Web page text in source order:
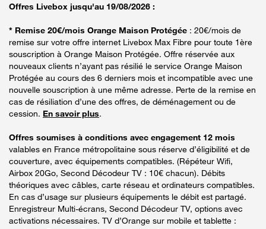
Offres Livebox jusqu'au 19/08/2026 :
* Remise 20€/mois Orange Maison Protégée : 20€/mois de
remise sur votre offre internet Livebox Max Fibre pour toute 1ère
souscription à Orange Maison Protégée. Offre réservée aux
nouveaux clients n’ayant pas résilié le service Orange Maison
Protégée au cours des 6 derniers mois et incompatible avec une
nouvelle souscription à une même adresse. Perte de la remise en
cas de résiliation d’une des offres, de déménagement ou de
cession. En savoir plus.
Offres soumises à conditions avec engagement 12 mois
valables en France métropolitaine sous réserve d’éligibilité et de
couverture, avec équipements compatibles. (Répéteur Wifi,
Airbox 20Go, Second Décodeur TV : 10€ chacun). Débits
théoriques avec câbles, carte réseau et ordinateurs compatibles.
En cas d’usage sur plusieurs équipements le débit est partagé.
Enregistreur Multi-écrans, Second Décodeur TV, options avec
activations nécessaires. TV d’Orange sur mobile et tablette :